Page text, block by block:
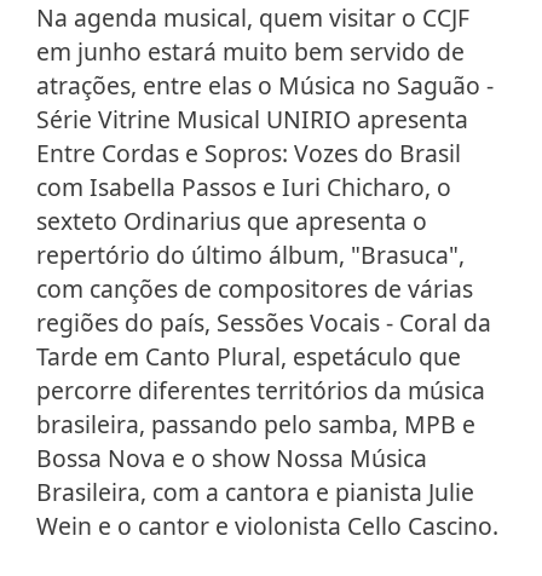
Na agenda musical, quem visitar o CCJF
em junho estará muito bem servido de
atrações, entre elas o Música no Saguão -
Série Vitrine Musical UNIRIO apresenta
Entre Cordas e Sopros: Vozes do Brasil
com Isabella Passos e Iuri Chicharo, o
sexteto Ordinarius que apresenta o
repertório do último álbum, "Brasuca",
com canções de compositores de várias
regiões do país, Sessões Vocais - Coral da
Tarde em Canto Plural, espetáculo que
percorre diferentes territórios da música
brasileira, passando pelo samba, MPB e
Bossa Nova e o show Nossa Música
Brasileira, com a cantora e pianista Julie
Wein e o cantor e violonista Cello Cascino.